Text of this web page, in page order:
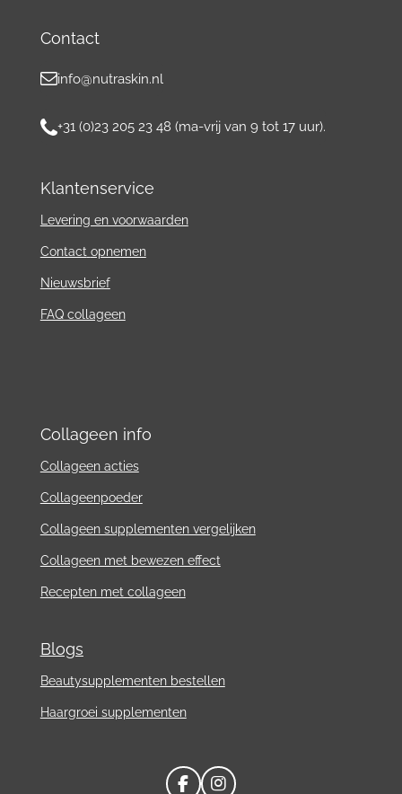
Contact
info@nutraskin.nl
+31 (0)23 205 23 48 (ma-vrij van 9 tot 17 uur).
Klantenservice
Levering en voorwaarden
Contact opnemen
Nieuwsbrief
FAQ collageen
Collageen info
Collageen acties
Collageenpoeder
Collageen supplementen vergelijken
Collageen met bewezen effect
Recepten met collageen
Blogs
Beautysupplementen bestellen
Haargroei supplementen